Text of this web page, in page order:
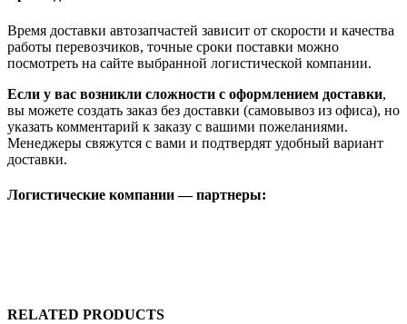
Время доставки автозапчастей зависит от скорости и качества
работы перевозчиков, точные сроки поставки можно
посмотреть на сайте выбранной логистической компании.
Если у вас возникли сложности с оформлением доставки,
вы можете создать заказ без доставки (самовывоз из офиса), но
указать комментарий к заказу с вашими пожеланиями.
Менеджеры свяжутся с вами и подтвердят удобный вариант
доставки.
Логистические компании — партнеры:
RELATED PRODUCTS